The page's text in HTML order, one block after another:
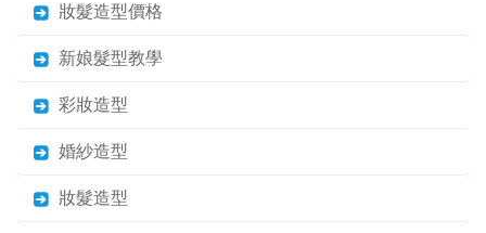
妝髮造型價格
新娘髮型教學
彩妝造型
婚紗造型
妝髮造型